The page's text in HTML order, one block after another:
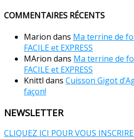
COMMENTAIRES RÉCENTS
Marion dans Ma terrine de
FACILE et EXPRESS
MArion dans Ma terrine de
FACILE et EXPRESS
Knittl dans Cuisson Gigot
façon!
NEWSLETTER
CLIQUEZ ICI POUR VOUS